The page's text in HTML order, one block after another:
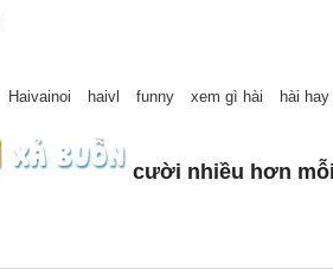
Haivainoi haivl funny xem gì hài hài
cười nhiều hơn